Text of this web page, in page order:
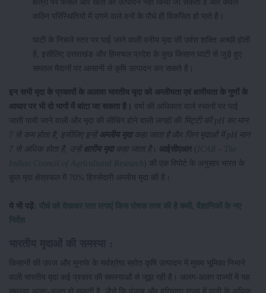
कठिन परिस्थितियों में उगने वाले वनों के पौधे ही विकसित हो पाते है।
घाटी के निचले स्तर पर पाई जाने वाली वनीय मृदा की उर्वरा शक्ति अच्छी होती
है, इसीलिए उत्तराखंड और हिमाचल प्रदेश के कुछ किसान घाटी से जुड़े हुए
समतल मैदानों पर आसानी से कृषि उत्पादन कर सकते है।
इन सभी मृदा के प्रकारों के अलावा भारतीय मृदा को अम्लीयता एवं क्षारीयता के गुणों के
आधार पर भी दो भागों में बांटा जा सकता है।
वर्षा की अधिकता वाले स्थानों पर पाई
जाती पायी जाने वाली और मृदा की लीचिंग होने वाली जगहों की
मिट्टी की pH का मान
7 से कम होता है, इसीलिए इन्हें अम्लीय मृदाकहा जाता हैऔर जिन मृदाओं में pH मान
7 से अधिक होता है, उन्हें क्षारीय मृदाकहा जाता है। आईसीएआर ( ICAR - The
Indian Council of Agricultural Research ) की एक रिपोर्ट के अनुसार भारत के
कुल मृदा क्षेत्रफल में 70% हिस्सेदारी अम्लीय मृदा की है।
ये भी पढ़ें: पौधे को देखकर पता लगाएं किस पोषक तत्व की है कमी, वैज्ञानिकों के नए
निर्देश
किसानों की उपज और मुनाफे के सर्वश्रेष्ठ स्रोत कृषि उत्पादन में मुख्य भूमिका निभाने
वाली भारतीय मृदा कई प्रकार की समस्याओं से जूझ रही है। अलग-अलग राज्यों में यह